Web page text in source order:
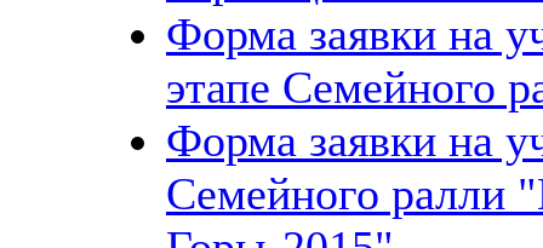
Форма заявки на
этапе Семейного
Форма заявки на
Семейного ралли